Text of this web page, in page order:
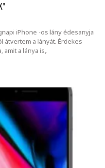
iPhone -os lány édesanyja
átvertem a lányát. Érdekes
amit a lánya is,.